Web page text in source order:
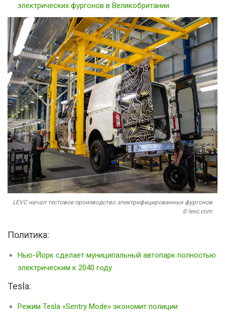
электрических фургонов в Великобритании
LEVC начал тестовое производство электрифицированных фургонов
© levc.com
Политика:
Нью-Йорк сделает муниципальный автопарк полностью
электрическим к 2040 году
Tesla:
Режим Tesla «Sentry Mode» экономит полиции